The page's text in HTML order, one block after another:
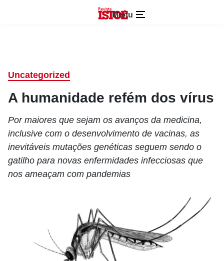
Menu
Uncategorized
A humanidade refém dos vírus
Por maiores que sejam os avanços da medicina,
inclusive com o desenvolvimento de vacinas, as
inevitáveis mutações genéticas seguem sendo o
gatilho para novas enfermidades infecciosas que
nos ameaçam com pandemias